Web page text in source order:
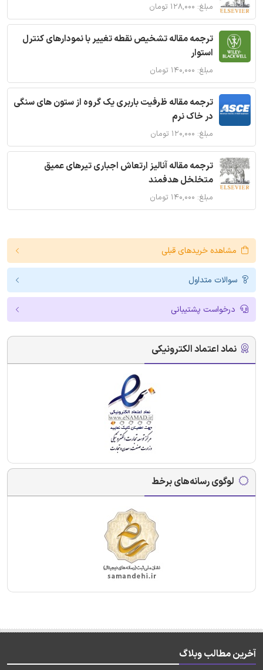
مبلغ: ۱۲۸,۰۰۰ تومان
ترجمه مقاله تشخیص نقطه تغییر با نمودارهای کنترل
استوار
مبلغ: ۱۴۰,۰۰۰ تومان
ترجمه مقاله ظرفیت باربری یک گروه از ستون های سنگی
در خاک نرم
مبلغ: ۱۲۰,۰۰۰ تومان
ترجمه مقاله آنالیز ارتعاش اجباری تیرهای عمیق
متخلخل هدفمند
مبلغ: ۱۴۰,۰۰۰ تومان
مشاهده خریدهای قبلی
سوالات متداول
درخواست پشتیبانی
نماد اعتماد الکترونیکی
لوگوی رسانه‌های برخط
آخرین مطالب وبلاگ